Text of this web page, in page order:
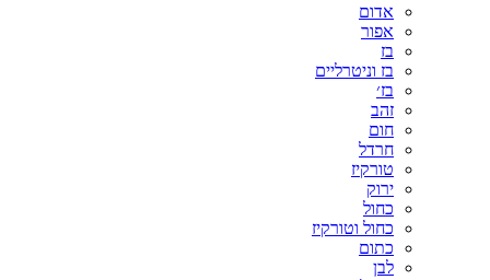
אדום
אפור
בז
בז וניטרליים
בז׳
זהב
חום
חרדל
טורקיז
ירוק
כחול
כחול וטורקיז
כתום
לבן